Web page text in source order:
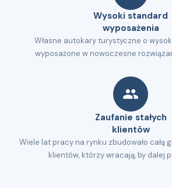
Wysoki standard
wyposażenia
Własne autokary turystyczne o
wyposażone w nowoczesne
Zaufanie stałych
klientów
Wiele lat pracy na rynku zbudowało całą
klientów, którzy wracają, by dalej